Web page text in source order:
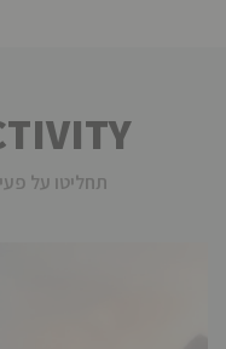
תחליטו על